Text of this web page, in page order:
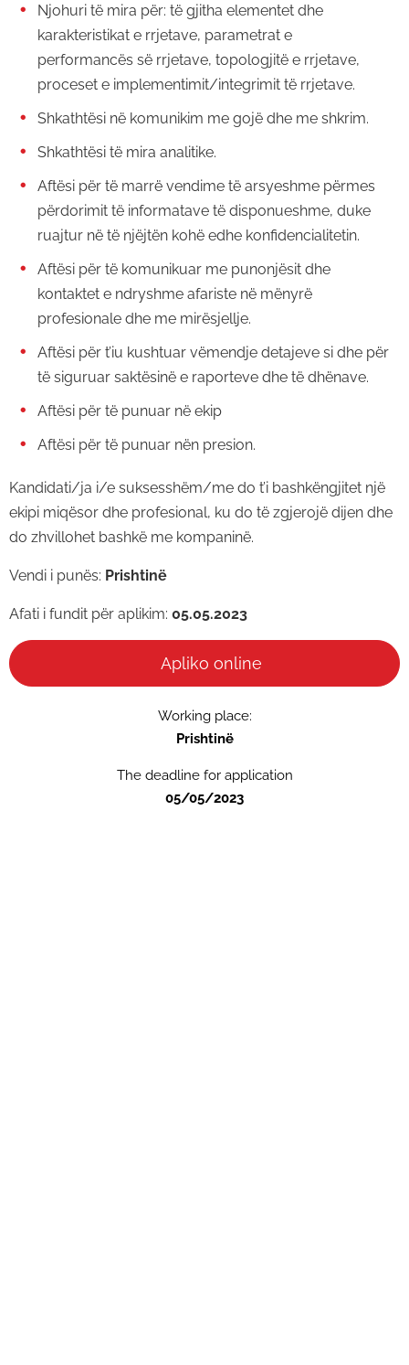
Njohuri të mira për: të gjitha elementet dhe
karakteristikat e rrjetave, parametrat e
performancës së rrjetave, topologjitë e rrjetave,
proceset e implementimit/integrimit të rrjetave.
Shkathtësi në komunikim me gojë dhe me shkrim.
Shkathtësi të mira analitike.
Aftësi për të marrë vendime të arsyeshme përmes
përdorimit të informatave të disponueshme, duke
ruajtur në të njëjtën kohë edhe konfidencialitetin.
Aftësi për të komunikuar me punonjësit dhe
kontaktet e ndryshme afariste në mënyrë
profesionale dhe me mirësjellje.
Aftësi për t’iu kushtuar vëmendje detajeve si dhe për
të siguruar saktësinë e raporteve dhe të dhënave.
Aftësi për të punuar në ekip
Aftësi për të punuar nën presion.
Kandidati/ja i/e suksesshëm/me do t’i bashkëngjitet një
ekipi miqësor dhe profesional, ku do të zgjerojë dijen dhe
do zhvillohet bashkë me kompaninë.
Vendi i punës: Prishtinë
Afati i fundit për aplikim: 05.05.2023
Apliko online
Working place:
Prishtinë
The deadline for application
05/05/2023